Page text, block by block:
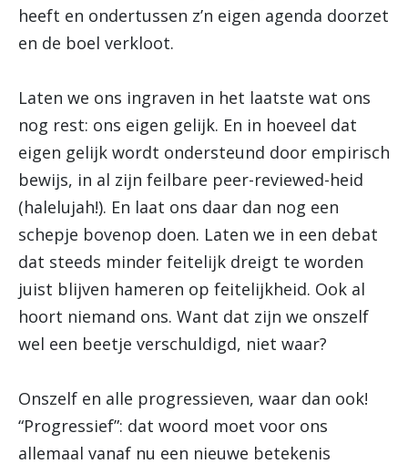
heeft en ondertussen z’n eigen agenda doorzet
en de boel verkloot.
Laten we ons ingraven in het laatste wat ons
nog rest: ons eigen gelijk. En in hoeveel dat
eigen gelijk wordt ondersteund door empirisch
bewijs, in al zijn feilbare peer-reviewed-heid
(halelujah!). En laat ons daar dan nog een
schepje bovenop doen. Laten we in een debat
dat steeds minder feitelijk dreigt te worden
juist blijven hameren op feitelijkheid. Ook al
hoort niemand ons. Want dat zijn we onszelf
wel een beetje verschuldigd, niet waar?
Onszelf en alle progressieven, waar dan ook!
“Progressief”: dat woord moet voor ons
allemaal vanaf nu een nieuwe betekenis